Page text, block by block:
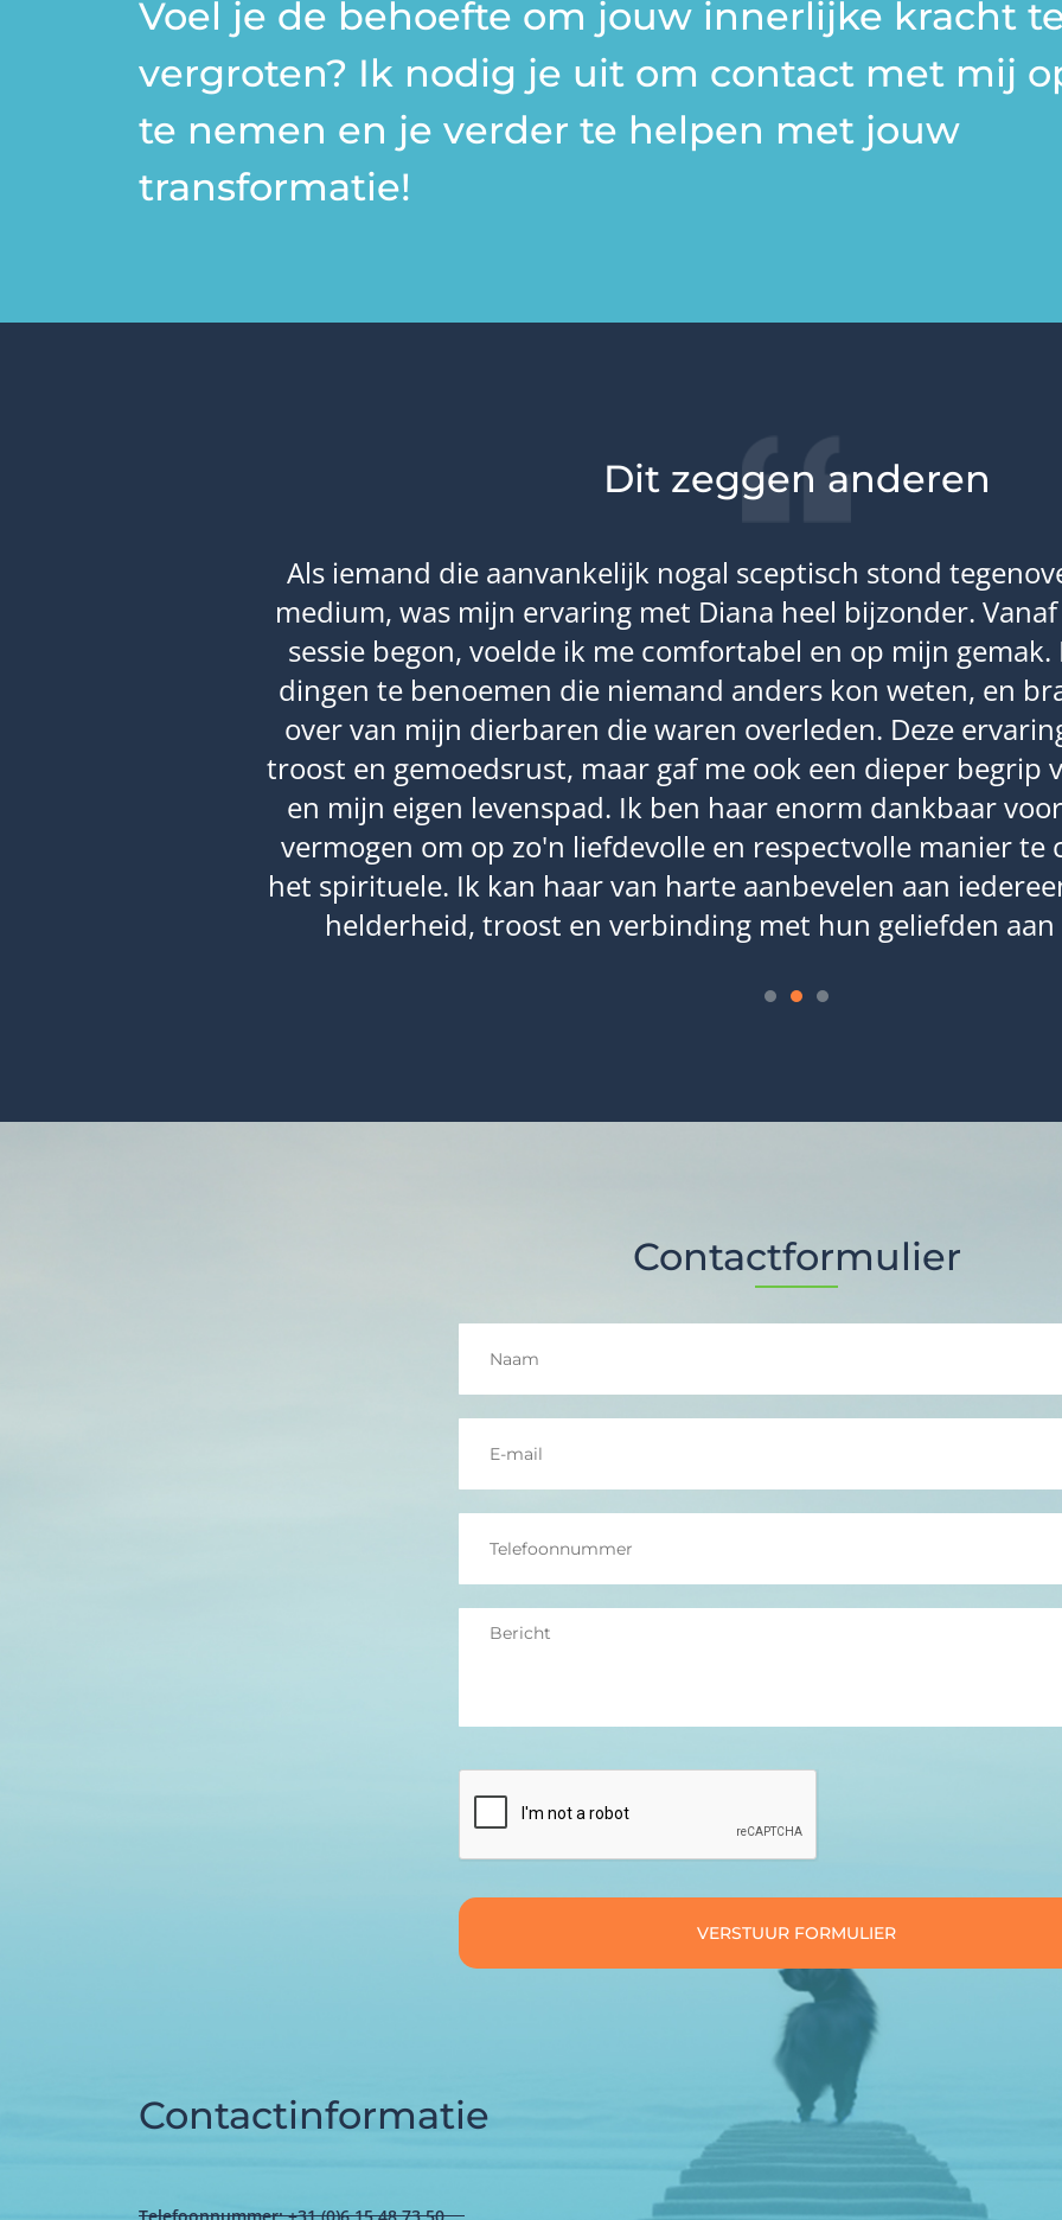
Voel je de behoefte om jouw innerlijke kracht
vergroten? Ik nodig je uit om contact met mij
te nemen en je verder te helpen met jouw
transformatie!
Dit zeggen anderen
Als iemand die aanvankelijk nogal sceptisch stond
medium, was mijn ervaring met Diana heel bijzonder.
sessie begon, voelde ik me comfortabel en op mijn
dingen te benoemen die niemand anders kon weten, en
over van mijn dierbaren die waren overleden. Deze
troost en gemoedsrust, maar gaf me ook een dieper begrip
en mijn eigen levenspad. Ik ben haar enorm dankbaar
vermogen om op zo'n liefdevolle en respectvolle manier
het spirituele. Ik kan haar van harte aanbevelen aan
helderheid, troost en verbinding met hun geliefden
Contactformulier
Contactinformatie